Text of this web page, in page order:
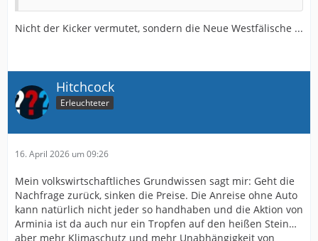
Nicht der Kicker vermutet, sondern die Neue Westfälische ...
Hitchcock
Erleuchteter
16. April 2026 um 09:26
Mein volkswirtschaftliches Grundwissen sagt mir: Geht die
Nachfrage zurück, sinken die Preise. Die Anreise ohne Auto
kann natürlich nicht jeder so handhaben und die Aktion von
Arminia ist da auch nur ein Tropfen auf den heißen Stein…
aber mehr Klimaschutz und mehr Unabhängigkeit von